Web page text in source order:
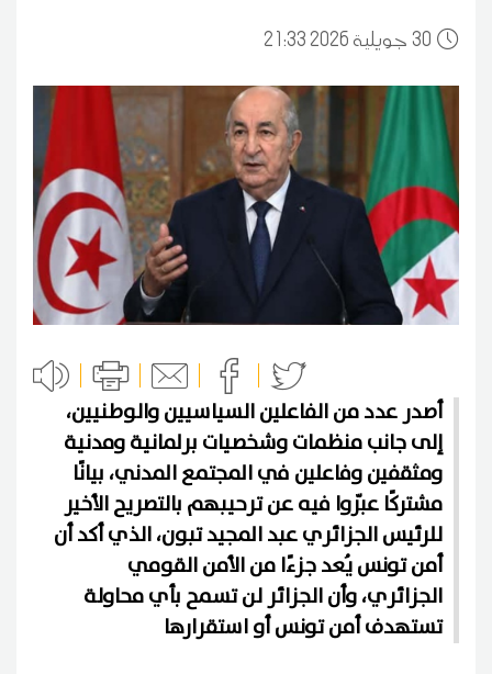
3021:33 2026 جويلية
أصدر عدد من الفاعلين السياسيين والوطنيين،
إلى جانب منظمات وشخصيات برلمانية ومدنية
ومثقفين وفاعلين في المجتمع المدني، بيانًا
مشتركًا عبّروا فيه عن ترحيبهم بالتصريح الأخير
للرئيس الجزائري عبد المجيد تبون، الذي أكد أن
أمن تونس يُعد جزءًا من الأمن القومي
الجزائري، وأن الجزائر لن تسمح بأي محاولة
تستهدف أمن تونس أو استقرارها